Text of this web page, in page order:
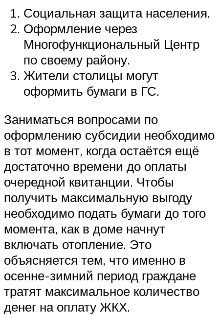
Социальная защита населения.
Оформление через
Многофункциональный Центр
по своему району.
Жители столицы могут
оформить бумаги в ГС.
Заниматься вопросами по
оформлению субсидии необходимо
в тот момент, когда остаётся ещё
достаточно времени до оплаты
очередной квитанции. Чтобы
получить максимальную выгоду
необходимо подать бумаги до того
момента, как в доме начнут
включать отопление. Это
объясняется тем, что именно в
осенне-зимний период граждане
тратят максимальное количество
денег на оплату ЖКХ.